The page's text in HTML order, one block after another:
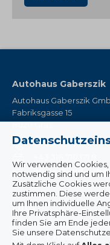
Autohaus Gaberszik
Autohaus Gaberszik
Fabriksgasse 15
8020 Graz
+43 316 710 171
office@ford-
Infos
Wissenswertes &
Service & Werkstatt
Wir verwenden
notwendig sind und um
Zusätzliche Cookies
zustimmen. Diese
um Ihnen individuelle
Ihre Privatsphäre-
finden Sie am Ende
Sie unsere